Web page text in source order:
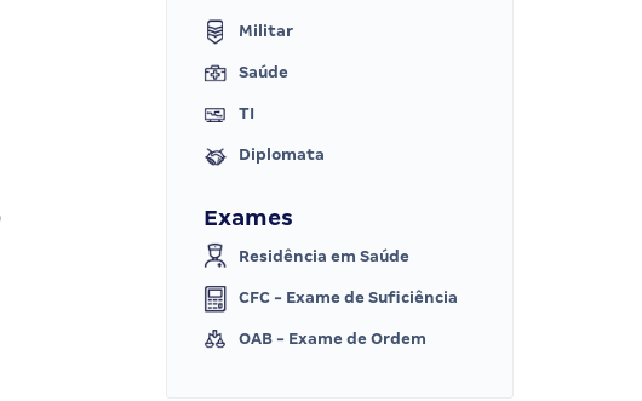
Militar
Saúde
TI
Diplomata
Exames
Residência em Saúde
CFC - Exame de Suficiência
OAB - Exame de Ordem